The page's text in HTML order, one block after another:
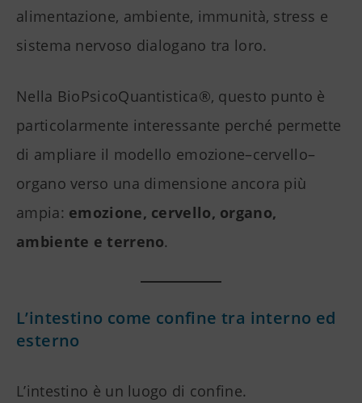
alimentazione, ambiente, immunità, stress e
sistema nervoso dialogano tra loro.
Nella BioPsicoQuantistica®, questo punto è
particolarmente interessante perché permette
di ampliare il modello emozione–cervello–
organo verso una dimensione ancora più
ampia: emozione, cervello, organo,
ambiente e terreno.
L’intestino come confine tra interno ed
esterno
L’intestino è un luogo di confine.